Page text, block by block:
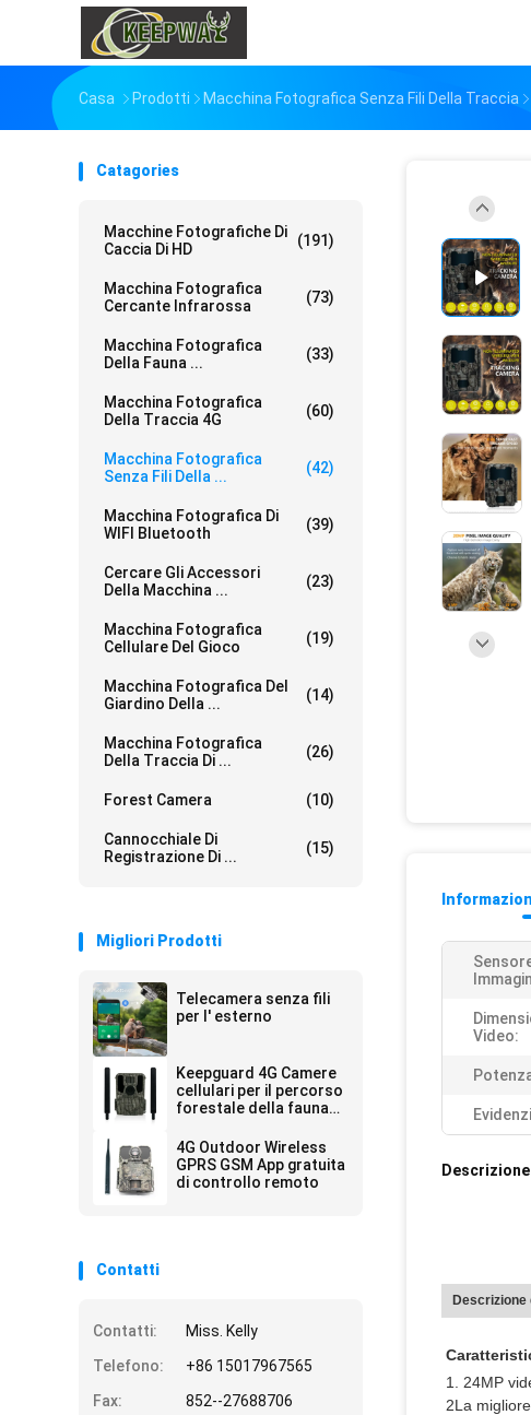
Casa Prodotti Macchina Fotografica Senza Fili Della Traccia
Catagories
Macchine Fotografiche Di
Caccia Di HD
(191)
Macchina Fotografica
Cercante Infrarossa
(73)
Macchina Fotografica
Della Fauna ...
(33)
Macchina Fotografica
Della Traccia 4G
(60)
Macchina Fotografica
Senza Fili Della ...
(42)
Macchina Fotografica Di
WIFI Bluetooth
(39)
Cercare Gli Accessori
Della Macchina ...
(23)
Macchina Fotografica
Cellulare Del Gioco
(19)
Macchina Fotografica Del
Giardino Della ...
(14)
Macchina Fotografica
Della Traccia Di ...
(26)
Forest Camera (10)
Cannocchiale Di
Registrazione Di ...
(15)
Migliori Prodotti
Telecamera senza fili
per l' esterno
Keepguard 4G Camere
cellulari per il percorso
forestale della fauna
telecomando APP
36MP 2K/30fps Wild
Game
4G Outdoor Wireless
GPRS GSM App gratuita
di controllo remoto
Contatti
Contatti:
Miss. Kelly
Telefono:
+86 15017967565
Fax:
852--27688706
Video:
Descrizione
1. 24MP
2La